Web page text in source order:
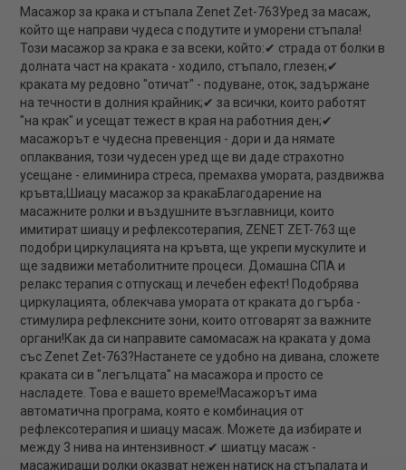
Масажор за крака и стъпала Zenet Zet-763Уред за масаж,
който ще направи чудеса с подутите и уморени стъпала!
Този масажор за крака е за всеки, който:✔ страда от болки в
долната част на краката - ходило, стъпало, глезен;✔
краката му редовно "отичат" - подуване, оток, задържане
на течности в долния крайник;✔ за всички, които работят
"на крак" и усещат тежест в края на работния ден;✔
масажорът е чудесна превенция - дори и да нямате
оплаквания, този чудесен уред ще ви даде страхотно
усещане - елиминира стреса, премахва умората, раздвижва
кръвта;Шиацу масажор за кракаБлагодарение на
масажните ролки и въздушните възглавници, които
имитират шиацу и рефлексотерапия, ZENET ZET-763 ще
подобри циркулацията на кръвта, ще укрепи мускулите и
ще задвижи метаболитните процеси. Домашна СПА и
релакс терапия с отпускащ и лечебен ефект! Подобрява
циркулацията, облекчава умората от краката до гърба -
стимулира рефлексните зони, които отговарят за важните
органи!Как да си направите самомасаж на краката у дома
със Zenet Zet-763?Настанете се удобно на дивана, сложете
краката си в "легълцата" на масажора и просто се
насладете. Това е вашето време!Масажорът има
автоматична програма, която е комбинация от
рефлексотерапия и шиацу масаж. Можете да избирате и
между 3 нива на интензивност.✔ шиатцу масаж -
масажиращи ролки оказват нежен натиск на стъпалата и